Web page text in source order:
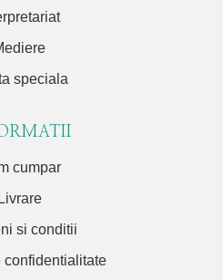
speciala
cumpar
Livrare
si conditii
confidentialitate